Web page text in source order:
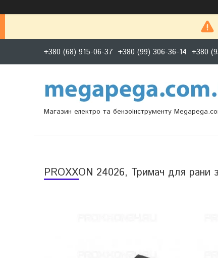
+380 (68) 915-06-37 +380 (99) 306-36-14 +380
Магазин електро та бензоінструменту
PROXXON 24026, Тримач для рани